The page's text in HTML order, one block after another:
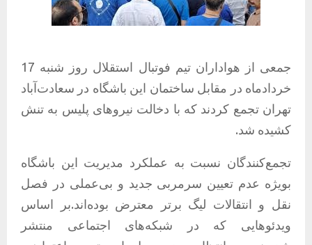
جمعی از هواداران تیم فوتبال استقلال روز شنبه 17
خردادماه در مقابل ساختمان این باشگاه در سعادت‌آباد
تهران تجمع کردند که با دخالت نیروهای پلیس به تنش
کشیده شد.
تجمع‌کنندگان نسبت به عملکرد مدیریت این باشگاه
بویژه عدم تعیین سرمربی جدید و بی‌عملی در فصل
نقل و انتقالات لیگ برتر معترض بوده‌اند.بر اساس
ویدئوهایی که در شبکه‌های اجتماعی منتشر